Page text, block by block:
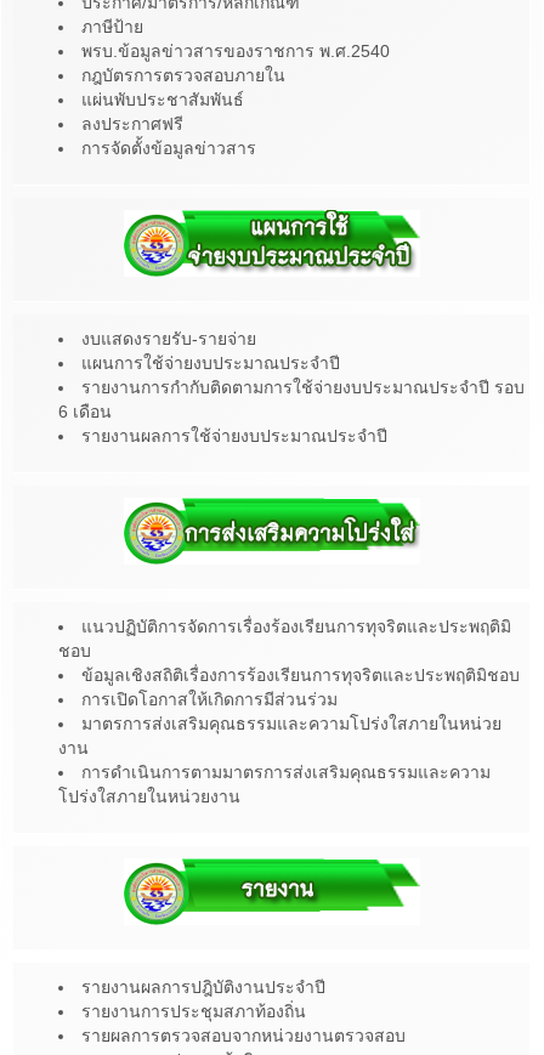
ภาษีป้าย
พรบ.ข้อมูลข่าวสารของราชการ พ.ศ.2540
กฎบัตรการตรวจสอบภายใน
แผ่นพับประชาสัมพันธ์
ลงประกาศฟรี
การจัดตั้งข้อมูลข่าวสาร
งบแสดงรายรับ-รายจ่าย
แผนการใช้จ่ายงบประมาณประจำปี
รายงานการกำกับติดตามการใช้จ่ายงบประมาณประจำปี รอบ
6 เดือน
รายงานผลการใช้จ่ายงบประมาณประจำปี
แนวปฏิบัติการจัดการเรื่องร้องเรียนการทุจริตและประพฤติมิ
ชอบ
ข้อมูลเชิงสถิติเรื่องการร้องเรียนการทุจริตและประพฤติมิชอบ
การเปิดโอกาสให้เกิดการมีส่วนร่วม
มาตรการส่งเสริมคุณธรรมและความโปร่งใสภายในหน่วย
งาน
การดำเนินการตามมาตรการส่งเสริมคุณธรรมและความ
โปร่งใสภายในหน่วยงาน
รายงานผลการปฎิบัติงานประจำปี
รายงานการประชุมสภาท้องถิ่น
รายผลการตรวจสอบจากหน่วยงานตรวจสอบ